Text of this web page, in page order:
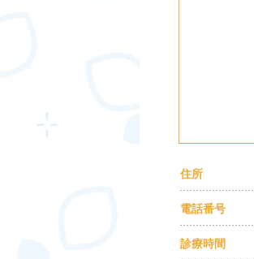
住所
電話番号
診療時間